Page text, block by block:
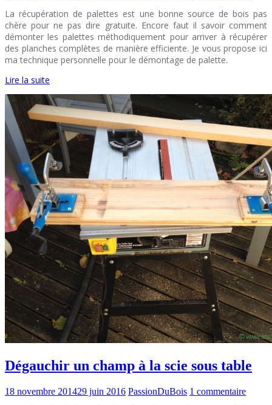
La récupération de palettes est une bonne source de bois pas
chère pour ne pas dire gratuite. Encore faut il savoir comment
démonter les palettes méthodiquement pour arriver à récupérer
des planches complètes de manière efficiente. Je vous propose ici
ma technique personnelle pour le démontage de palette.
Lire la suite
Dégauchir un champ à la scie sous table
18 novembre 201429 juin 2016 PassionDuBois 1 commentaire